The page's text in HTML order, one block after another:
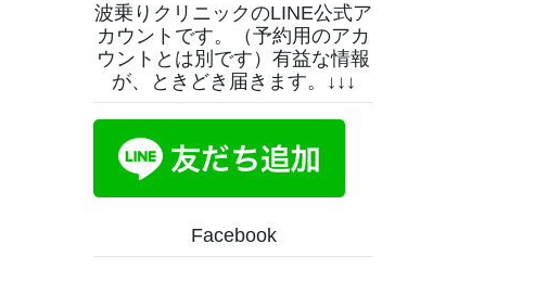
波乗りクリニックのLINE公式ア
カウントです。（予約用のアカ
ウントとは別です）有益な情報
が、ときどき届きます。↓↓↓
Facebook